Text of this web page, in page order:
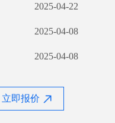
立即报价
2025-04-22
2025-04-08
2025-04-08